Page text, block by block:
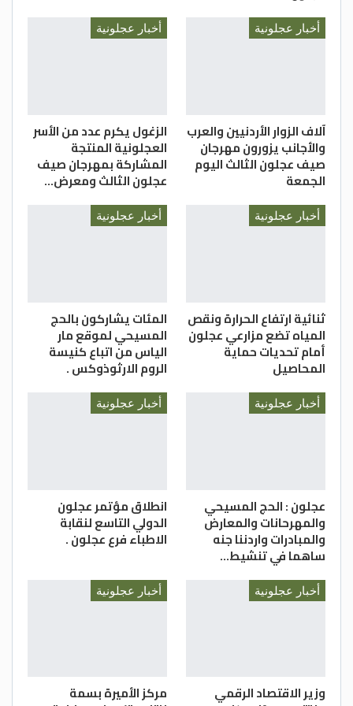
الدستور – علي القضاة
أخبار عجلونية
آلاف الزوار الأردنيين والعرب
والأجانب يزورون مهرجان
صيف عجلون الثالث اليوم
الجمعة
أخبار عجلونية
الزغول يكرم عدد من الأسر
العجلونية المنتجة
المشاركة بمهرجان صيف
عجلون الثالث ومعرض…
أخبار عجلونية
ثنائية ارتفاع الحرارة ونقص
المياه تضع مزارعي عجلون
أمام تحديات حماية
المحاصيل
أخبار عجلونية
المئات يشاركون بالحج
المسيحي لموقع مار
الياس من اتباع كنيسة
الروم الارثوذوكس .
أخبار عجلونية
عجلون : الحج المسيحي
والمهرحانات والمعارض
والمبادرات واردننا جنه
ساهما في تنشيط…
أخبار عجلونية
انطلاق مؤتمر عجلون
الدولي التاسع لنقابة
الاطباء فرع عجلون .
أخبار عجلونية
وزير الاقتصاد الرقمي
أخبار عجلونية
مركز الأميرة بسمة